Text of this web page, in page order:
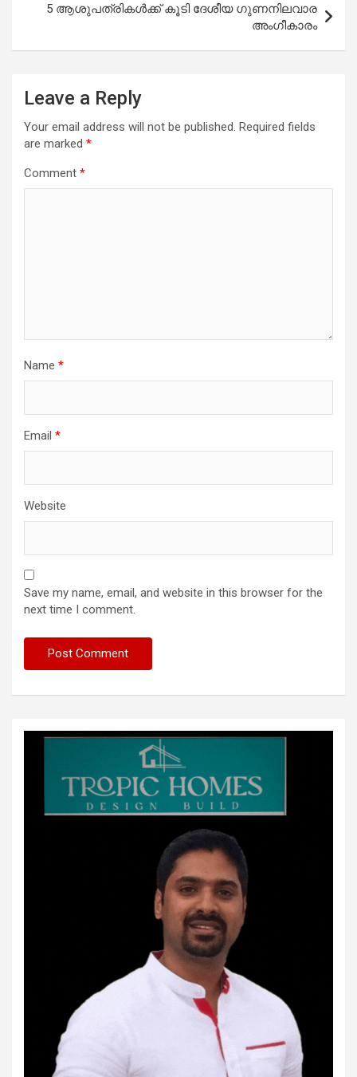
5 ആശുപത്രികള്‍ക്ക് കൂടി ദേശീയ ഗുണനിലവാര
അംഗീകാരം
Leave a Reply
Your email address will not be published. Required fields
are marked *
Comment *
Name *
Email *
Website
Save my name, email, and website in this browser for the
next time I comment.